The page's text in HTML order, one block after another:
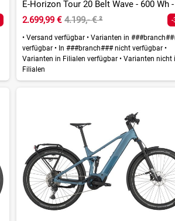
2.699,99 € 4.199,- €² -
• Versand verfügbar• Varianten in
verfügbar• In ###branch### nicht verfügbar•
Varianten in Filialen verfügbar• Varianten nicht
Filialen